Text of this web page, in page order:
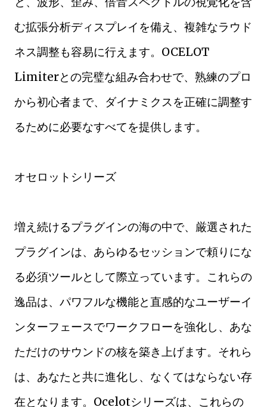
む拡張分析ディスプレイを備え、複雑なラウド
ネス調整も容易に行えます。OCELOT
Limiterとの完璧な組み合わせで、熟練のプロ
から初心者まで、ダイナミクスを正確に調整す
るために必要なすべてを提供します。
オセロットシリーズ
増え続けるプラグインの海の中で、厳選された
プラグインは、あらゆるセッションで頼りにな
る必須ツールとして際立っています。これらの
逸品は、パワフルな機能と直感的なユーザーイ
ンターフェースでワークフローを強化し、あな
ただけのサウンドの核を築き上げます。それら
は、あなたと共に進化し、なくてはならない存
在となります。Ocelotシリーズは、これらの